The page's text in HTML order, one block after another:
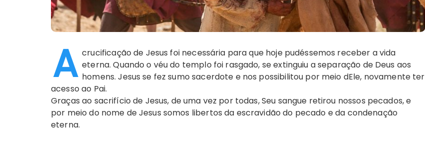
A crucificação de Jesus foi necessária para que hoje pudéssemos receber a vida
eterna. Quando o véu do templo foi rasgado, se extinguiu a separação de Deus aos
homens. Jesus se fez sumo sacerdote e nos possibilitou por meio dEle, novamente ter
acesso ao Pai.
Graças ao sacrifício de Jesus, de uma vez por todas, Seu sangue retirou nossos pecados, e
por meio do nome de Jesus somos libertos da escravidão do pecado e da condenação
eterna.